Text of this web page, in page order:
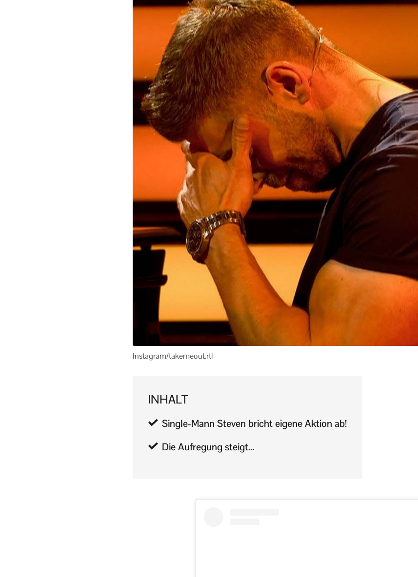
Instagram/takemeout.rtl
INHALT
Single-Mann Steven bricht eigene Aktion ab!
Die Aufregung steigt…